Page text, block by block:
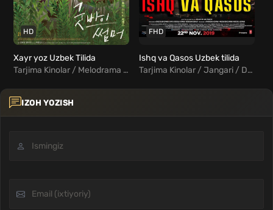
HD
Xayr yoz Uzbek Tilida
Tarjima Kinolar / Melodrama / Xorij Kinolar Uzbek Tilida
FHD
Ishq va Qasos Uzbek tilida
Tarjima Kinolar / Jangari / Drama / Melodrama / Hind Kinolar Uzbek Tilida
IZOH YOZISH